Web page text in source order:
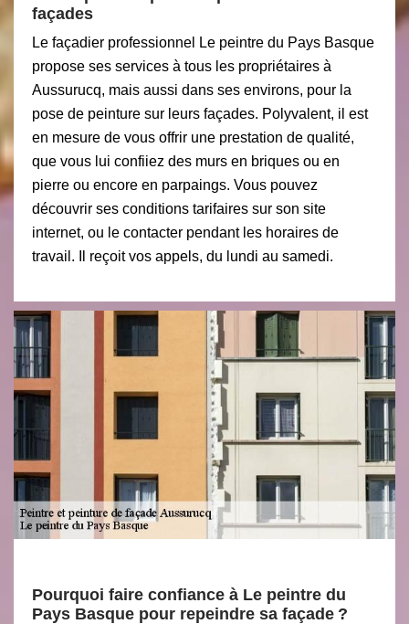
façades
Le façadier professionnel Le peintre du Pays Basque
propose ses services à tous les propriétaires à
Aussurucq, mais aussi dans ses environs, pour la
pose de peinture sur leurs façades. Polyvalent, il est
en mesure de vous offrir une prestation de qualité,
que vous lui confiiez des murs en briques ou en
pierre ou encore en parpaings. Vous pouvez
découvrir ses conditions tarifaires sur son site
internet, ou le contacter pendant les horaires de
travail. Il reçoit vos appels, du lundi au samedi.
Pourquoi faire confiance à Le peintre du
Pays Basque pour repeindre sa façade ?